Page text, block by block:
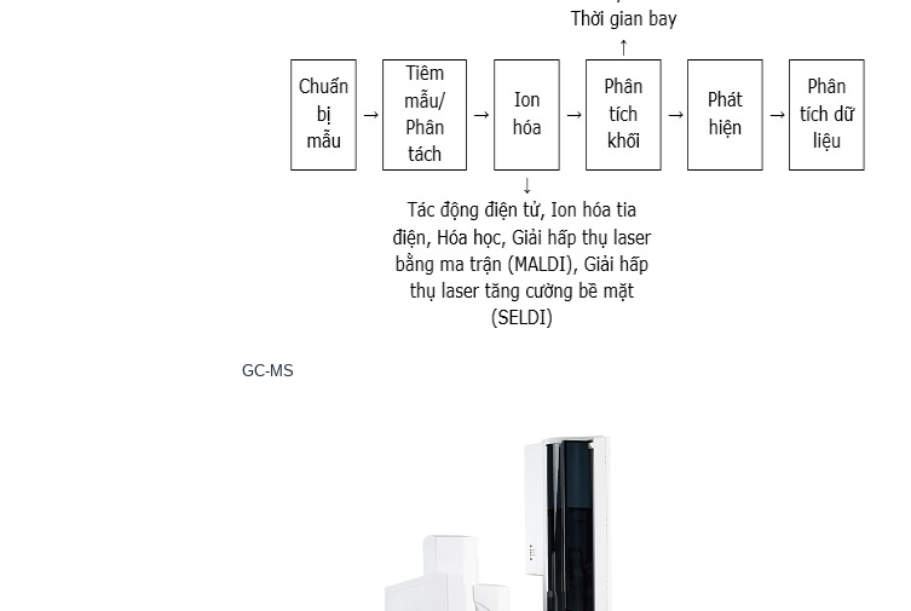
GC-MS